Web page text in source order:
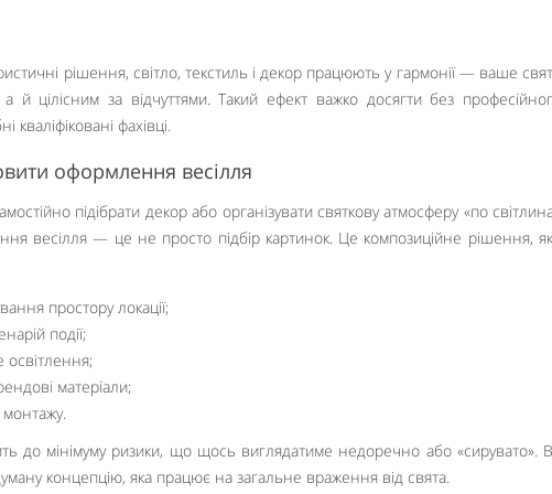
рішення, світло, текстиль і декор працюють у гармонії — ваше
цілісним за відчуттями. Такий ефект важко досягти без
кваліфіковані фахівці.
оформлення весілля
підібрати декор або організувати святкову атмосферу «по
весілля — це не просто підбір картинок. Це композиційне рішення,
простору локації;
події;
матеріали;
монтажу.
до мінімуму ризики, що щось виглядатиме недоречно або «сирувато».
концепцію, яка працює на загальне враження від свята.